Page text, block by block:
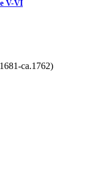
V-VI
ca.1762)